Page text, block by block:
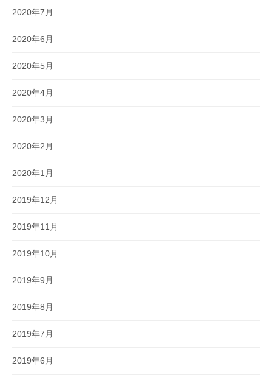
2020年7月
2020年6月
2020年5月
2020年4月
2020年3月
2020年2月
2020年1月
2019年12月
2019年11月
2019年10月
2019年9月
2019年8月
2019年7月
2019年6月